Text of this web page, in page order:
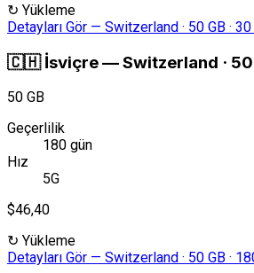
↻ Yükleme
Detayları Gör — Switzerland · 50 GB ·
🇨🇭 İsviçre—Switzerland · 50
50 GB
Geçerlilik
180 gün
Hız
5G
$46,40
↻ Yükleme
Detayları Gör — Switzerland · 50 GB ·